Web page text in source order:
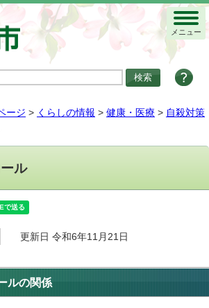
メニュー
ージ > くらしの情報 > 健康・医療 > 自殺対策
ル
更新日 令和6年11月21日
ルの関係